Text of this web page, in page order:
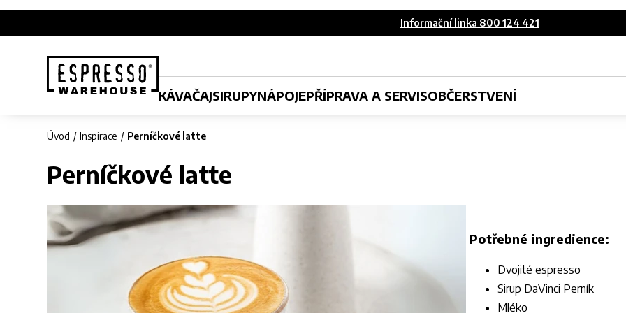
Informační linka 800 124 421
KÁVAČAJSIRUPYNÁPOJEPŘÍPRAVA A SERVISOBČERSTVENÍ
Úvod Inspirace Perníčkové latte
Perníčkové latte
Potřebné ingredience:
Dvojité espresso
Sirup DaVinci Perník
Mléko